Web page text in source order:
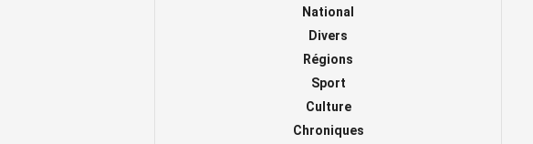
National
Divers
Régions
Sport
Culture
Chroniques